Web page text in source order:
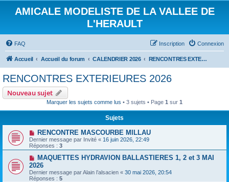
AMICALE MODELISTE DE LA VALLEE DE
L'HERAULT
FAQ Connexion
Inscription
Accueil Accueil du forum CALENDRIER 2026 RENCONTRES EXTERIEURES 2026
RENCONTRES EXTERIEURES 2026
Nouveau sujet
Marquer les sujets comme lus • 3 sujets • Page 1 sur 1
Sujets
RENCONTRE MASCOURBE MILLAU
Dernier message par Invité « 16 juin 2026, 22:49
Réponses : 3
MAQUETTES HYDRAVION BALLASTIERES 1, 2 et 3 MAI
2026
Dernier message parAlain l’alsacien « 30 mai 2026, 20:54
Réponses : 5